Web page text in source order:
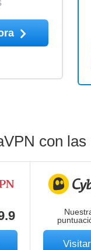
con